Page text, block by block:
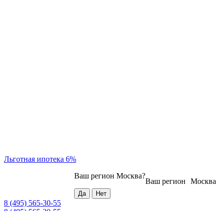
Льготная ипотека 6%
Москва
Ваш регион
Ваш регион Москва?
8 (495) 565-30-55